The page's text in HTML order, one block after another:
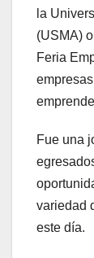
la
(USMA)
Feria
Fue una
variedad
este día.